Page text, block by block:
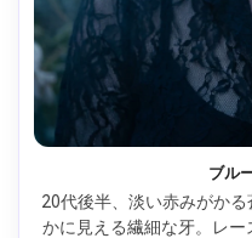
ブル
20代後半、淡い赤みがか
かに見える繊細な牙。レー